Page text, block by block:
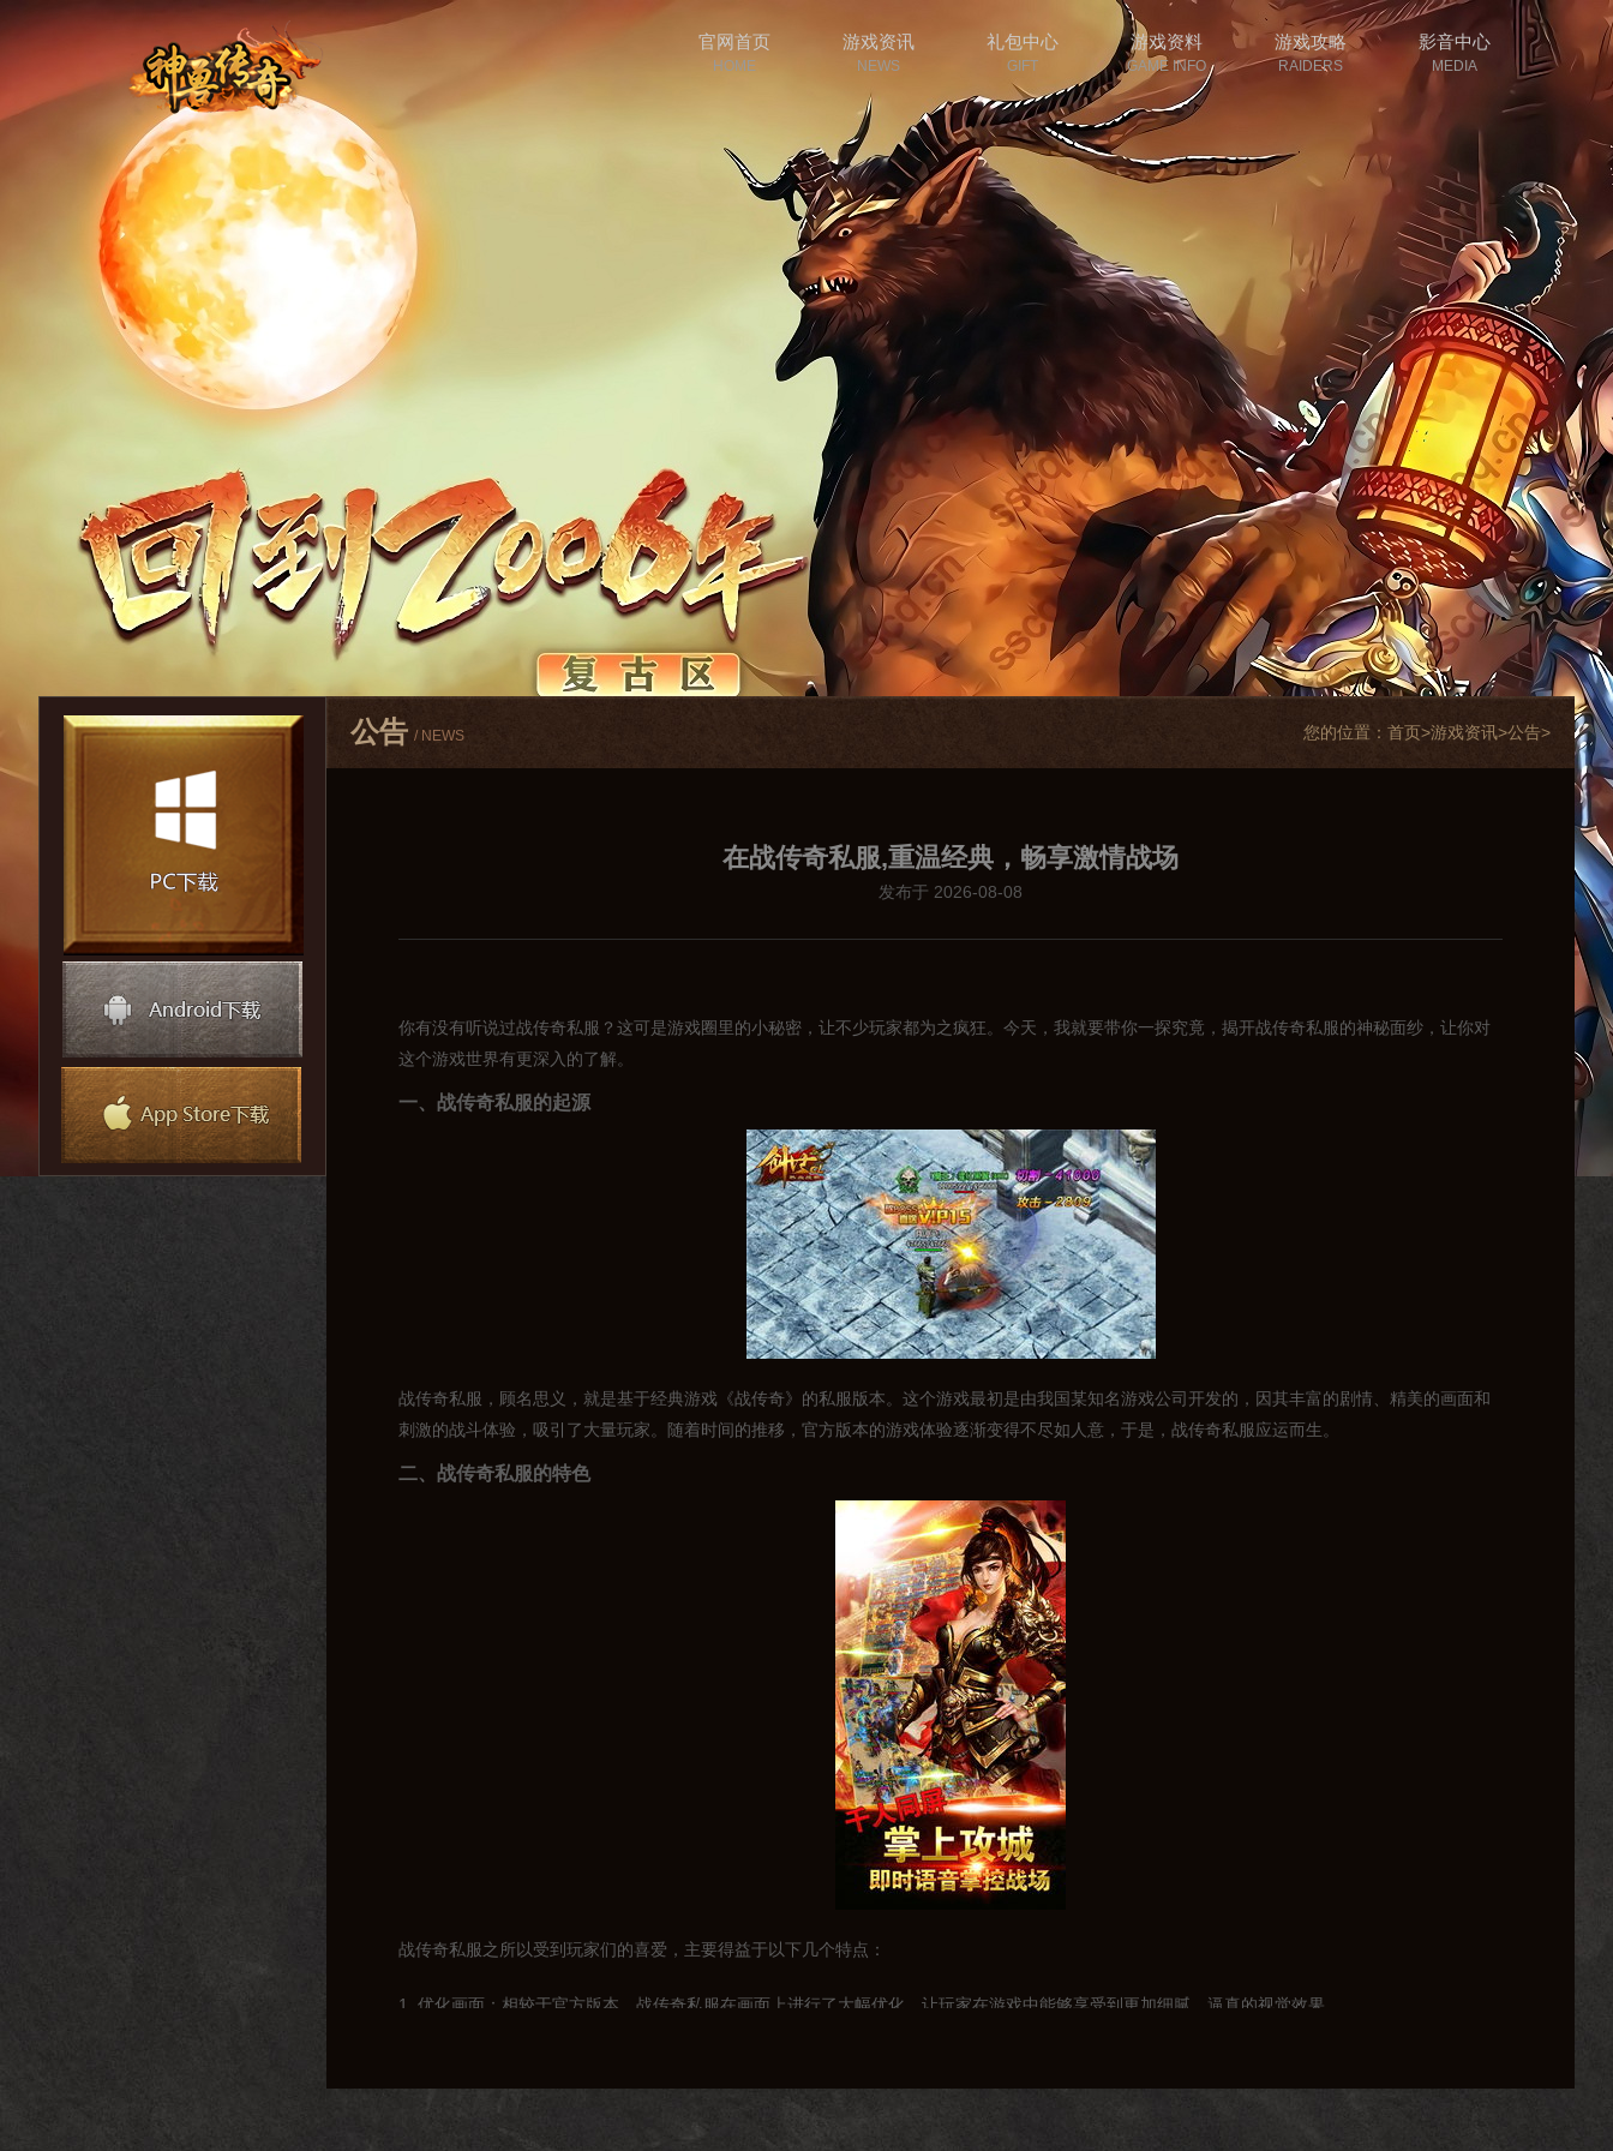
官网首页
HOME
游戏资讯
NEWS
礼包中心
GIFT
游戏资料
GAME INFO
游戏攻略
RAIDERS
影音中心
MEDIA
公告 / NEWS 您的位置： 首页>游戏资讯>公告>
在战传奇私服,重温经典，畅享激情战场
发布于 2026-08-08
你有没有听说过战传奇私服？这可是游戏圈里的小秘密，让不少玩家都为之疯狂。今天，我就要带你一探究竟，揭开战传奇私服的神秘面纱，让你对
这个游戏世界有更深入的了解。
一、战传奇私服的起源
战传奇私服，顾名思义，就是基于经典游戏《战传奇》的私服版本。这个游戏最初是由我国某知名游戏公司开发的，因其丰富的剧情、精美的画面和
刺激的战斗体验，吸引了大量玩家。随着时间的推移，官方版本的游戏体验逐渐变得不尽如人意，于是，战传奇私服应运而生。
二、战传奇私服的特色
战传奇私服之所以受到玩家们的喜爱，主要得益于以下几个特点：
1. 优化画面：相较于官方版本，战传奇私服在画面上进行了大幅优化，让玩家在游戏中能够享受到更加细腻、逼真的视觉效果。
3. 丰富活动：战传奇私服不仅保留了官方版本的经典活动，还增加了许多新颖的副本和任务，让玩家在游戏中不断挑战自我。